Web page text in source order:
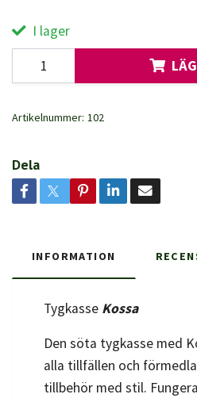
I lager
Artikelnummer: 102
Dela
INFORMATION
Tygkasse Kossa
Den söta tygkasse med
alla tillfällen och
tillbehör med stil.